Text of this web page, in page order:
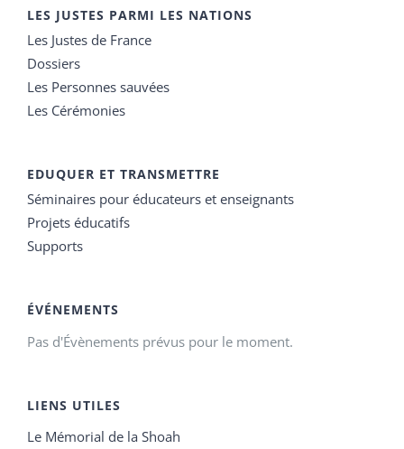
LES JUSTES PARMI LES NATIONS
Les Justes de France
Dossiers
Les Personnes sauvées
Les Cérémonies
EDUQUER ET TRANSMETTRE
Séminaires pour éducateurs et enseignants
Projets éducatifs
Supports
ÉVÉNEMENTS
Pas d'Évènements prévus pour le moment.
LIENS UTILES
Le Mémorial de la Shoah